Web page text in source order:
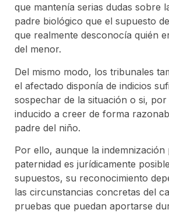
que mantenía serias dudas sobre
padre biológico que el supuesto
que realmente desconocía quién
del menor.
Del mismo modo, los tribunales
el afectado disponía de indicios
sospechar de la situación o si,
inducido a creer de forma
padre del niño.
Por ello, aunque la indemnización
paternidad es jurídicamente
supuestos, su reconocimiento
las circunstancias concretas del
pruebas que puedan aportarse